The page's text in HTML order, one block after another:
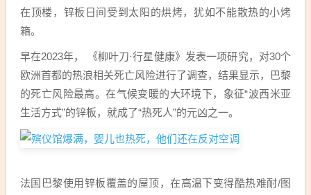
在顶楼，锌板日间受到太阳的烘烤，犹如不能散热的小烤
箱。
早在2023年， 《柳叶刀·行星健康》发表一项研究，对30个
欧洲首都的热浪相关死亡风险进行了调查，结果显示，巴黎
的死亡风险最高。在气候变暖的大环境下，象征“波西米亚
生活方式”的锌板，就成了“热死人”的元凶之一。
法国巴黎使用锌板覆盖的屋顶，在高温下变得酷热难耐/图